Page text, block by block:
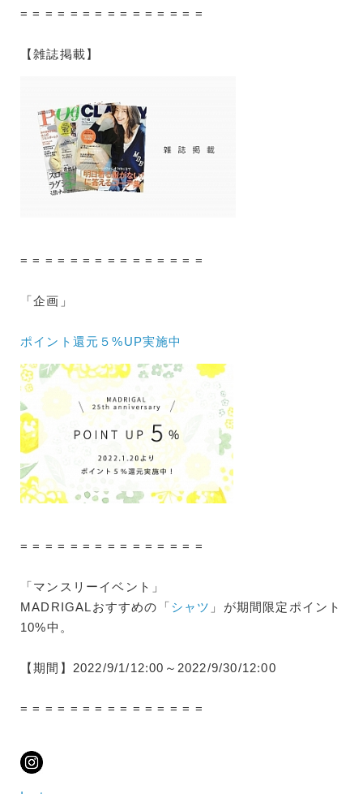
= = = = = = = = = = = = = = =
【雑誌掲載】
= = = = = = = = = = = = = = =
「企画」
ポイント還元５%UP実施中
= = = = = = = = = = = = = = =
「マンスリーイベント」
MADRIGALおすすめの「シャツ 」が期間限定ポイント
10%中。
【期間】2022/9/1/12:00～2022/9/30/12:00
= = = = = = = = = = = = = = =